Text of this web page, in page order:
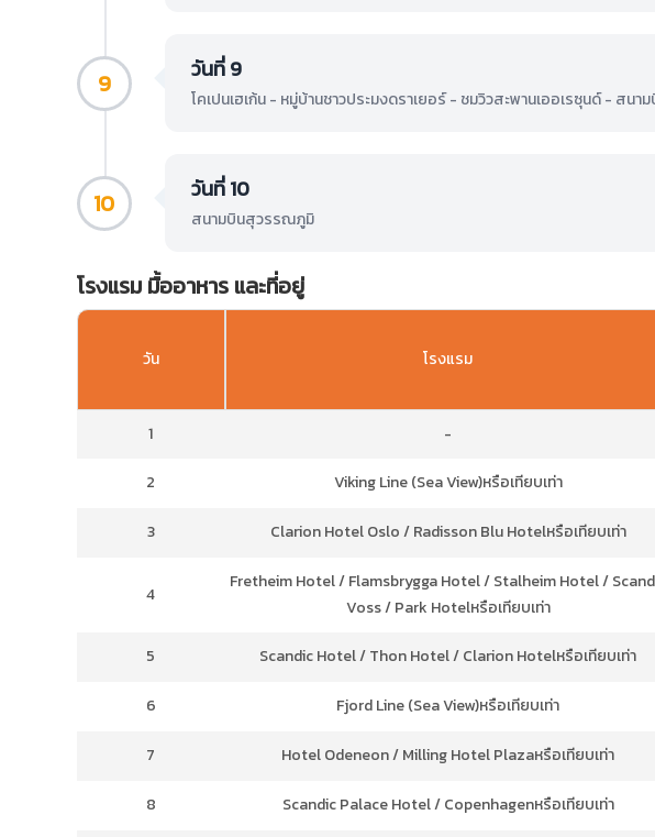
9 วันที่ 9
โคเปนเฮเก้น - หมู่บ้านชาวประมงดราเยอร์ - ชมวิวสะพานเออเรซุนด์ - สนา
10 วันที่ 10
สนามบินสุวรรณภูมิ
โรงแรม มื้ออาหาร และที่อยู่
วัน โรงแรม
1 -
2 Viking Line (Sea View)หรือเทียบเท่า
3 Clarion Hotel Oslo / Radisson Blu Hotelหรือเทียบเท่า
4
Fretheim Hotel / Flamsbrygga Hotel / Stalheim Hotel /
Voss / Park Hotelหรือเทียบเท่า
5 Scandic Hotel / Thon Hotel / Clarion Hotelหรือเทียบเท่า
6 Fjord Line (Sea View)หรือเทียบเท่า
7 Hotel Odeneon / Milling Hotel Plazaหรือเทียบเท่า
8 Scandic Palace Hotel / Copenhagenหรือเทียบเท่า